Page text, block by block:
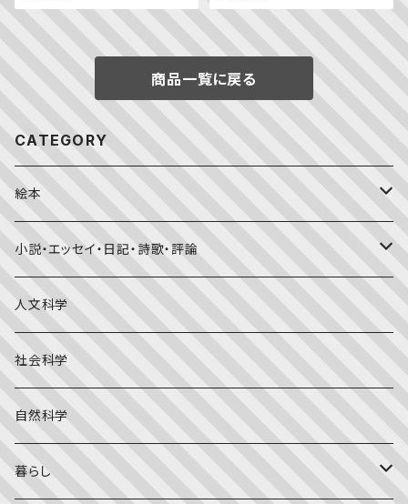
商品一覧に戻る
CATEGORY
絵本
福音館書店月刊誌
こどものとも0.1.2
こどものとも年少版
その他の月刊誌
おはなしプーカ
チャイルドブックアップル（2・3歳～）
日本の絵本
外国の絵本
昔話・民話
小説・エッセイ・日記・詩歌・評論
日本文学
詩・短歌・俳句・ことば
評論
エッセイ・日記
人文科学
社会科学
自然科学
暮らし